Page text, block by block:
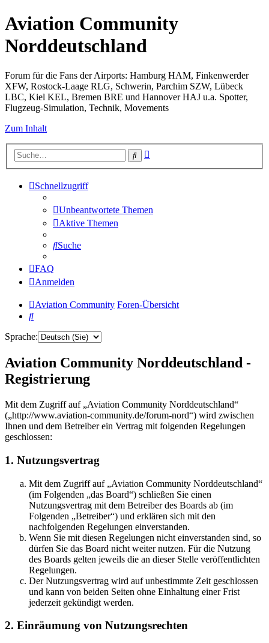
Aviation Community
Norddeutschland
Forum für die Fans der Airports: Hamburg HAM, Finkenwerder
XFW, Rostock-Laage RLG, Schwerin, Parchim SZW, Lübeck
LBC, Kiel KEL, Bremen BRE und Hannover HAJ u.a. Spotter,
Flugzeug-Simulation, Technik, Movements
Zum Inhalt
Suche
Schnellzugriff
Unbeantwortete Themen
Aktive Themen
Suche
FAQ
Anmelden
Aviation Community Foren-Übersicht
Suche
Sprache:
Aviation Community Norddeutschland -
Registrierung
Mit dem Zugriff auf „Aviation Community Norddeutschland“
(„http://www.aviation-community.de/forum-nord“) wird zwischen
Ihnen und dem Betreiber ein Vertrag mit folgenden Regelungen
geschlossen:
1. Nutzungsvertrag
Mit dem Zugriff auf „Aviation Community Norddeutschland“
(im Folgenden „das Board“) schließen Sie einen
Nutzungsvertrag mit dem Betreiber des Boards ab (im
Folgenden „Betreiber“) und erklären sich mit den
nachfolgenden Regelungen einverstanden.
Wenn Sie mit diesen Regelungen nicht einverstanden sind, so
dürfen Sie das Board nicht weiter nutzen. Für die Nutzung
des Boards gelten jeweils die an dieser Stelle veröffentlichten
Regelungen.
Der Nutzungsvertrag wird auf unbestimmte Zeit geschlossen
und kann von beiden Seiten ohne Einhaltung einer Frist
jederzeit gekündigt werden.
2. Einräumung von Nutzungsrechten